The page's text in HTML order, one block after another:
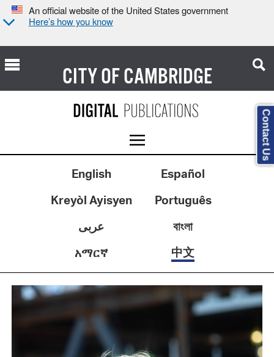
An official website of the United States government
Here’s how you know
CITY OFCAMBRIDGE
English
Español
Kreyòl Ayisyen
Português
عربى
বাংলা
አማርኛ
中文
Contact Us